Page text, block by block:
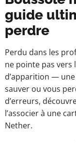
guide
perdre
Perdu dans les
ne pointe pas
d’apparition —
sauver ou vous
d’erreurs,
l’associer à une
Nether.